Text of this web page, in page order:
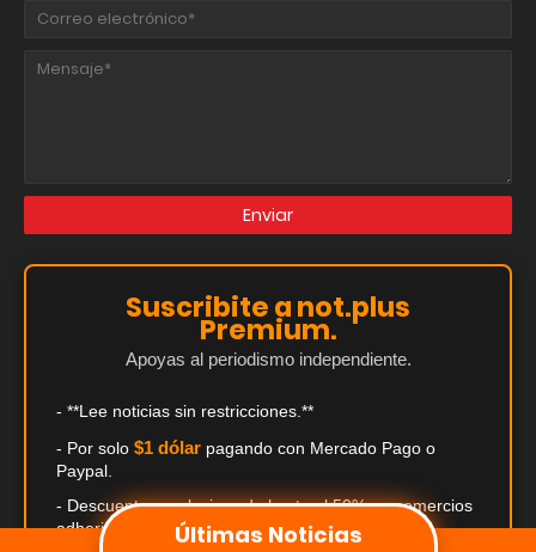
Últimas Noticias
Suscribite a not.plus
Premium.
Apoyas al periodismo independiente.
- **Lee noticias sin restricciones.**
- Por solo $1 dólar pagando con Mercado Pago o
Paypal.
- Descuentos exclusivos de hasta el 50% en comercios
adheridos.